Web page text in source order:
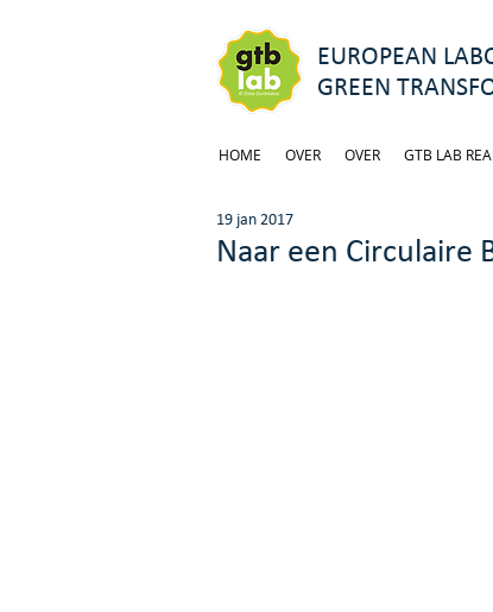
EUROPEAN
GREEN
HOME OVER OVER GTB LAB
Naar een Circulaire
19 jan 2017